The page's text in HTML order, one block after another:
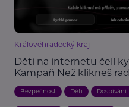
Královéhradecký kraj
Děti na internetu čelí
Kampaň Než klikneš
Bezpečnost Děti Dospívání